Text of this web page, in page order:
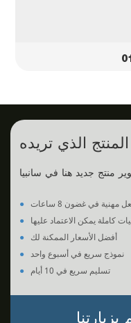
●
مهنية في غضون 8 ساعات
● كاملة يمكن الاعتماد عليها
● أفضل الأسعار الممكنة لك
● نموذج سريع في أسبوع واحد
●
تسليم سريع في 10 أيام